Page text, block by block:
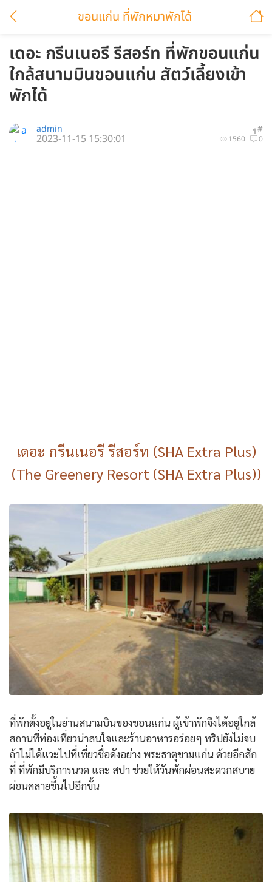
ขอนแก่น ที่พักหมาพักได้
เดอะ กรีนเนอรี รีสอร์ท ที่พักขอนแก่น
ใกล้สนามบินขอนแก่น สัตว์เลี้ยงเข้า
พักได้
1#
admin
1560 0
2023-11-15 15:30:01
เดอะ กรีนเนอรี รีสอร์ท (SHA Extra Plus)
(The Greenery Resort (SHA Extra Plus))
ที่พักตั้งอยู่ในย่านสนามบินของขอนแก่น ผู้เข้าพักจึงได้อยู่ใกล้
สถานที่ท่องเที่ยวน่าสนใจและร้านอาหารอร่อยๆ ทริปยังไม่จบ
ถ้าไม่ได้แวะไปที่เที่ยวชื่อดังอย่าง พระธาตุขามแก่น ด้วยอีกสัก
ที่ ที่พักมีบริการนวด และ สปา ช่วยให้วันพักผ่อนสะดวกสบาย
ผ่อนคลายขึ้นไปอีกขั้น